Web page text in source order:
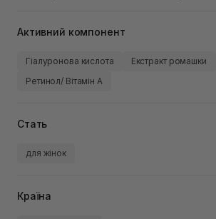
Активний компонент
Гіалуронова кислота Екстракт ромашки
Ретинол/ Вітамін А
Стать
для жінок
Країна